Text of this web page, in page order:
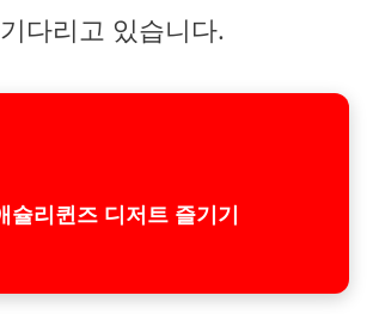
다리고 있습니다.
슐리퀸즈 디저트 즐기기